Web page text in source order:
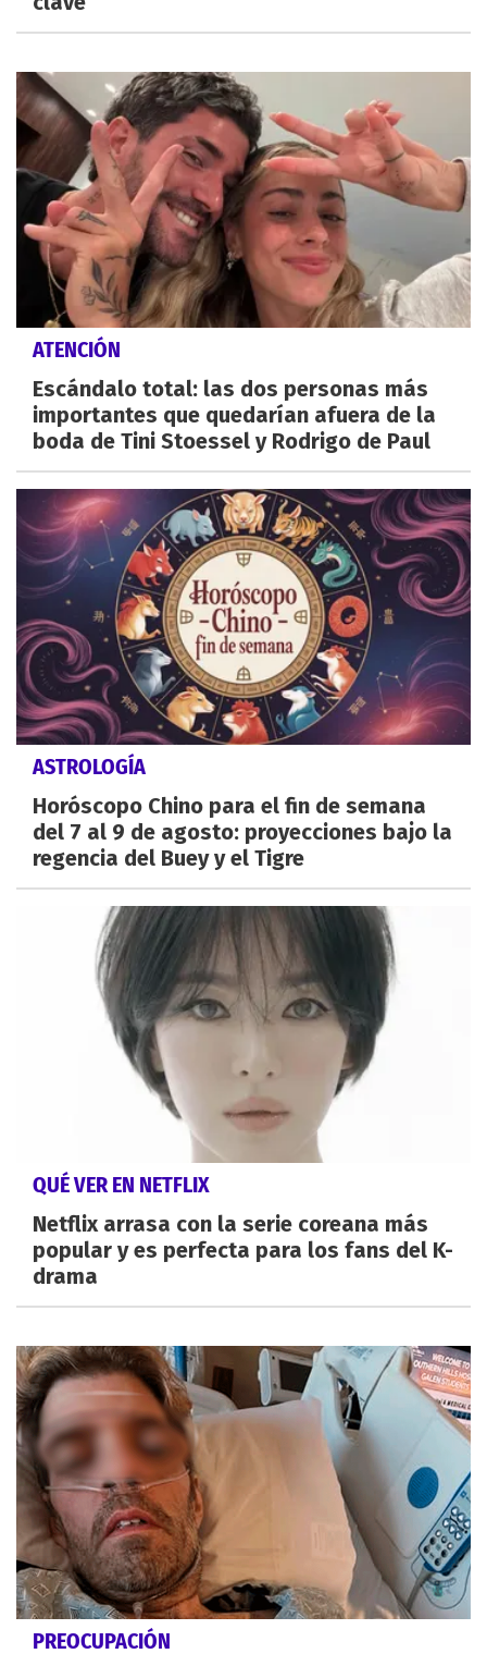
ATENCIÓN
Escándalo total: las dos personas más
importantes que quedarían afuera de la
boda de Tini Stoessel y Rodrigo de Paul
ASTROLOGÍA
Horóscopo Chino para el fin de semana
del 7 al 9 de agosto: proyecciones bajo la
regencia del Buey y el Tigre
QUÉ VER EN NETFLIX
Netflix arrasa con la serie coreana más
popular y es perfecta para los fans del K-
drama
PREOCUPACIÓN